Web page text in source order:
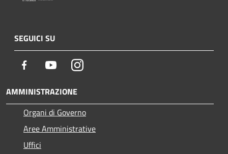
SEGUICI SU
Facebook YoutubeInstagram
AMMINISTRAZIONE
Organi di Governo
Aree Amministrative
Uffici